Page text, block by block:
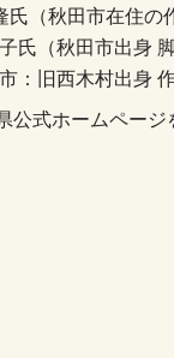
氏（秋田市在住の
氏（秋田市出身
：旧西木村出身
公式ホームページ